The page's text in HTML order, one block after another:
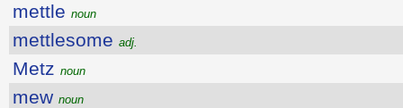
mettle noun
mettlesome adj.
Metz noun
mew noun